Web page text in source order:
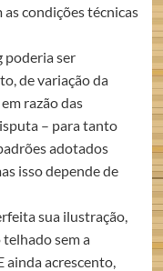
as condições técnicas
poderia ser
de variação da
razão das
– para tanto
adotados
isso depende de
sua ilustração,
sem a
ainda acrescento,